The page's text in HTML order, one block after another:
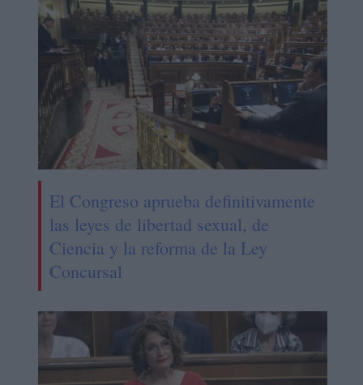
El Congreso aprueba definitivamente
las leyes de libertad sexual, de
Ciencia y la reforma de la Ley
Concursal